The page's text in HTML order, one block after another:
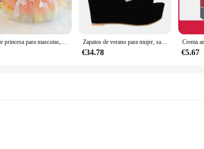
Ropa de princesa para mascotas, vestido de verano para perros, falda de boda para perros, York, chihuahua, caniche, faldas para perros, vestidos para gatos Zapatos de verano para mujer, sandalias sexis con punta abierta y correa en el tobillo, tacones altos, sandalias de cuña para fiesta, vestido de boda, zapatos de mujer 195-11VE 2024
€34.78 €5.67